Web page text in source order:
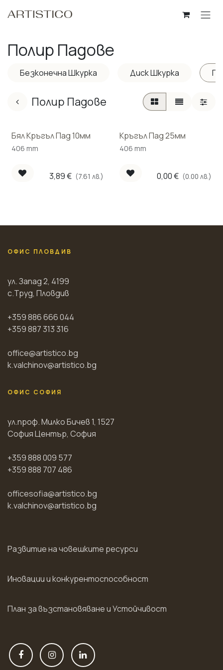
Полир Падове
Безконечна Шкурка Диск Шкурка
Полир Падове
Бял Кръгъл Пад 10мм
406 mm
3,89€ (7.61 лв.)
Кръгъл Пад 25мм
406 mm
0,00€ (0.00 лв.)
ОФИС ПЛОВДИВ
ул. Запад 2, 4199
с.Труд, Пловдив
+359 886 666 044
+359 887 313 316
office@artistico.bg
k.valchinov@artistico.bg
ОФИС СОФИЯ
ул.проф. Милко Бичев 1, 1527
София Център, София
+359 888 009 577
+359 888 707 486
officesofia@artistico.bg
k.valchinov@artistico.bg
Развитие на човешките ресурси
Иновации и конкурентоспособност
План за възстановяване и Устойчивост